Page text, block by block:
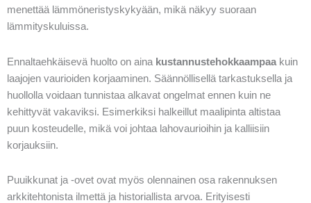
menettää lämmöneristyskykyään, mikä näkyy suoraan
lämmityskuluissa.
Ennaltaehkäisevä huolto on aina kustannustehokkaampaa kuin
laajojen vaurioiden korjaaminen. Säännöllisellä tarkastuksella ja
huollolla voidaan tunnistaa alkavat ongelmat ennen kuin ne
kehittyvät vakaviksi. Esimerkiksi halkeillut maalipinta altistaa
puun kosteudelle, mikä voi johtaa lahovaurioihin ja kalliisiin
korjauksiin.
Puuikkunat ja -ovet ovat myös olennainen osa rakennuksen
arkkitehtonista ilmettä ja historiallista arvoa. Erityisesti